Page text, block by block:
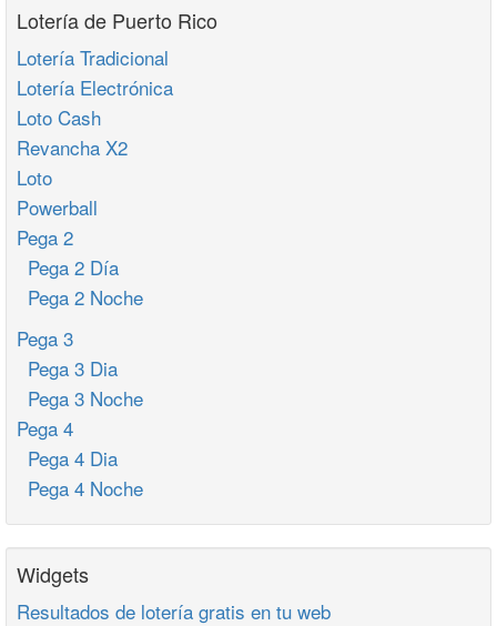
Lotería de Puerto Rico
Lotería Tradicional
Lotería Electrónica
Loto Cash
Revancha X2
Loto
Powerball
Pega 2
Pega 2 Día
Pega 2 Noche
Pega 3
Pega 3 Dia
Pega 3 Noche
Pega 4
Pega 4 Dia
Pega 4 Noche
Widgets
Resultados de lotería gratis en tu web